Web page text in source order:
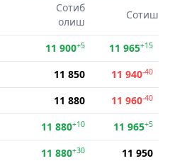
Сотиб
олиш
Сотиш
11 900+5 11 965+15
11 850 11 940-40
11 880 11 960-40
11 880+10 11 965+5
11 880+30
11 950